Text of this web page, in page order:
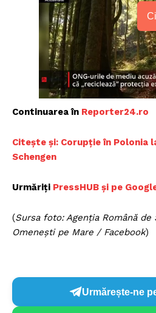
Continuarea în Reporter24.ro
Citește și: Corupție în Polonia
Schengen
Urmăriți PressHUB și pe
(Sursa foto: Agenția Română de
Omenești pe Mare / Facebook)
Urmărește-ne